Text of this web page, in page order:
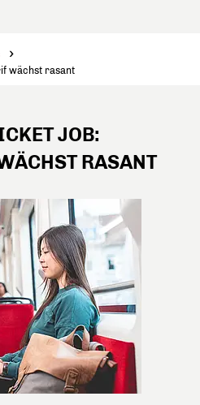
wächst rasant
JOB:
RASANT